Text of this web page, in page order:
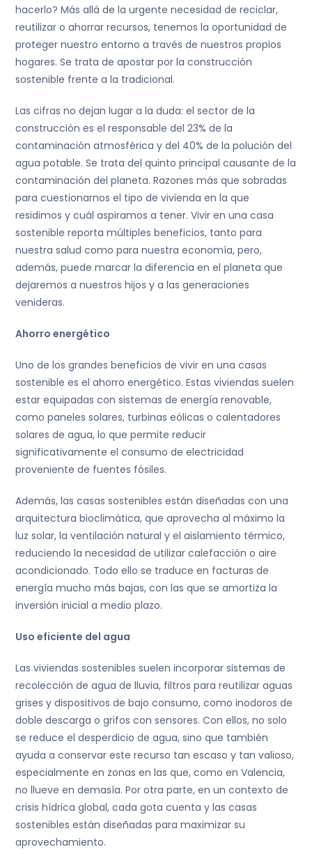
hacerlo? Más allá de la urgente necesidad de reciclar,
reutilizar o ahorrar recursos, tenemos la oportunidad de
proteger nuestro entorno a través de nuestros propios
hogares. Se trata de apostar por la construcción
sostenible frente a la tradicional.
Las cifras no dejan lugar a la duda: el sector de la
construcción es el responsable del 23% de la
contaminación atmosférica y del 40% de la polución del
agua potable. Se trata del quinto principal causante de la
contaminación del planeta. Razones más que sobradas
para cuestionarnos el tipo de vivienda en la que
residimos y cuál aspiramos a tener. Vivir en una casa
sostenible reporta múltiples beneficios, tanto para
nuestra salud como para nuestra economía, pero,
además, puede marcar la diferencia en el planeta que
dejaremos a nuestros hijos y a las generaciones
venideras.
Ahorro energético
Uno de los grandes beneficios de vivir en una casas
sostenible es el ahorro energético. Estas viviendas suelen
estar equipadas con sistemas de energía renovable,
como paneles solares, turbinas eólicas o calentadores
solares de agua, lo que permite reducir
significativamente el consumo de electricidad
proveniente de fuentes fósiles.
Además, las casas sostenibles están diseñadas con una
arquitectura bioclimática, que aprovecha al máximo la
luz solar, la ventilación natural y el aislamiento térmico,
reduciendo la necesidad de utilizar calefacción o aire
acondicionado. Todo ello se traduce en facturas de
energía mucho más bajas, con las que se amortiza la
inversión inicial a medio plazo.
Uso eficiente del agua
Las viviendas sostenibles suelen incorporar sistemas de
recolección de agua de lluvia, filtros para reutilizar aguas
grises y dispositivos de bajo consumo, como inodoros de
doble descarga o grifos con sensores. Con ellos, no solo
se reduce el desperdicio de agua, sino que también
ayuda a conservar este recurso tan escaso y tan valioso,
especialmente en zonas en las que, como en Valencia,
no llueve en demasía. Por otra parte, en un contexto de
crisis hídrica global, cada gota cuenta y las casas
sostenibles están diseñadas para maximizar su
aprovechamiento.